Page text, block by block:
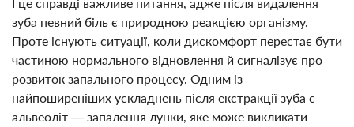
зуба певний біль є природною реакцією організму.
Проте існують ситуації, коли дискомфорт перестає бути
частиною нормального відновлення й сигналізує про
розвиток запального процесу. Одним із
найпоширеніших ускладнень після екстракції зуба є
альвеоліт — запалення лунки, яке може викликати